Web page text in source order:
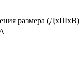
размера (ДхШхВ)